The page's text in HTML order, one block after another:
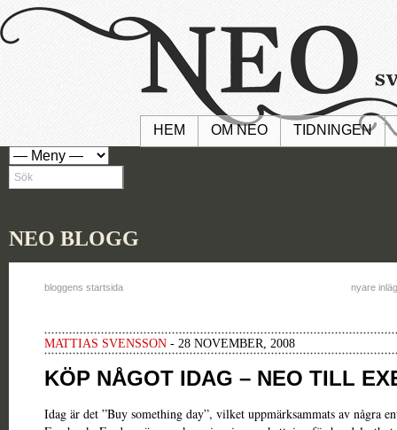
HEM OM NEO TIDNINGEN
NEO BLOGG
bloggens startsida nyare
MATTIAS SVENSSON - 28 NOVEMBER, 2008
KÖP NÅGOT IDAG – NEO TILL
Idag är det ”Buy something day”, vilket uppmärksammats av några